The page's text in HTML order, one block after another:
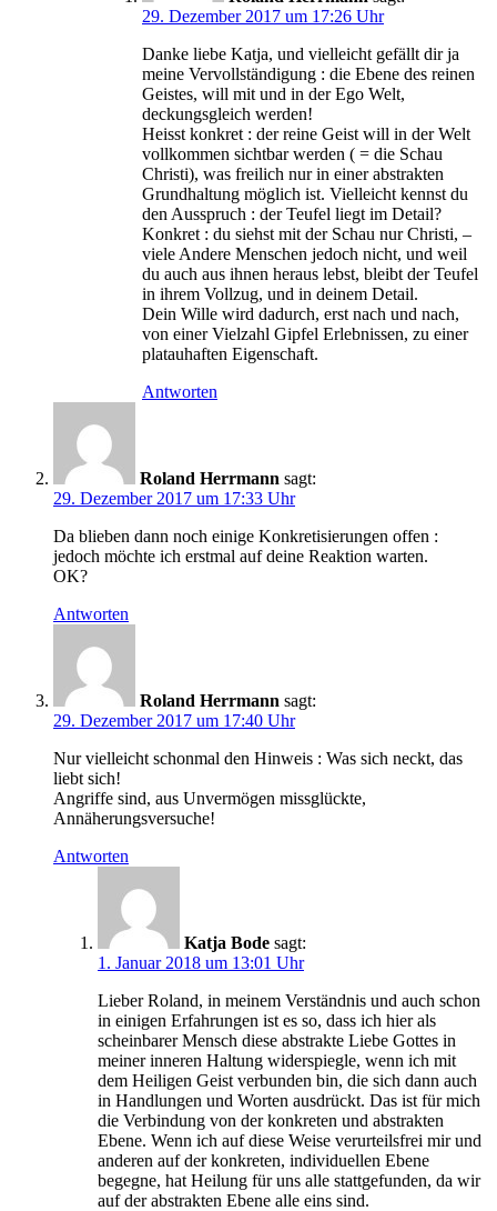
29. Dezember 2017 um 17:26 Uhr
Danke liebe Katja, und vielleicht gefällt dir ja
meine Vervollständigung : die Ebene des reinen
Geistes, will mit und in der Ego Welt,
deckungsgleich werden!
Heisst konkret : der reine Geist will in der Welt
vollkommen sichtbar werden ( = die Schau
Christi), was freilich nur in einer abstrakten
Grundhaltung möglich ist. Vielleicht kennst du
den Ausspruch : der Teufel liegt im Detail?
Konkret : du siehst mit der Schau nur Christi, –
viele Andere Menschen jedoch nicht, und weil
du auch aus ihnen heraus lebst, bleibt der Teufel
in ihrem Vollzug, und in deinem Detail.
Dein Wille wird dadurch, erst nach und nach,
von einer Vielzahl Gipfel Erlebnissen, zu einer
platauhaften Eigenschaft.
Antworten
Roland Herrmann sagt:
29. Dezember 2017 um 17:33 Uhr
Da blieben dann noch einige Konkretisierungen offen :
jedoch möchte ich erstmal auf deine Reaktion warten.
OK?
Antworten
Roland Herrmann sagt:
29. Dezember 2017 um 17:40 Uhr
Nur vielleicht schonmal den Hinweis : Was sich neckt, das
liebt sich!
Angriffe sind, aus Unvermögen missglückte,
Annäherungsversuche!
Antworten
Katja Bode sagt:
1. Januar 2018 um 13:01 Uhr
Lieber Roland, in meinem Verständnis und auch schon
in einigen Erfahrungen ist es so, dass ich hier als
scheinbarer Mensch diese abstrakte Liebe Gottes in
meiner inneren Haltung widerspiegle, wenn ich mit
dem Heiligen Geist verbunden bin, die sich dann auch
in Handlungen und Worten ausdrückt. Das ist für mich
die Verbindung von der konkreten und abstrakten
Ebene. Wenn ich auf diese Weise verurteilsfrei mir und
anderen auf der konkreten, individuellen Ebene
begegne, hat Heilung für uns alle stattgefunden, da wir
auf der abstrakten Ebene alle eins sind.